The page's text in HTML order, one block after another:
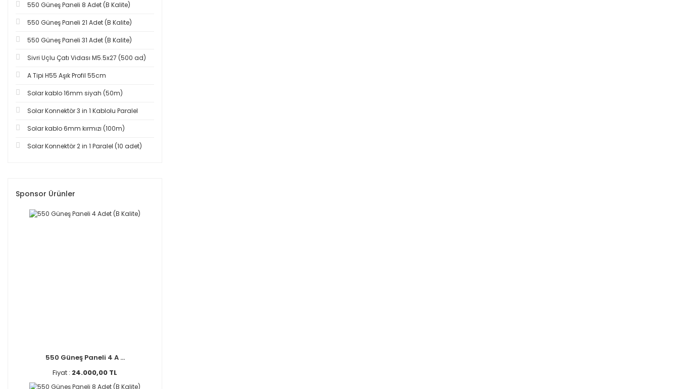
550 Güneş Paneli 8 Adet (B Kalite)
550 Güneş Paneli 21 Adet (B Kalite)
550 Güneş Paneli 31 Adet (B Kalite)
Sivri Uçlu Çatı Vidası M5.5x27 (500 ad)
A Tipi H55 Aşık Profil 55cm
Solar kablo 16mm siyah (50m)
Solar Konnektör 3 in 1 Kablolu Paralel
Solar kablo 6mm kırmızı (100m)
Solar Konnektör 2 in 1 Paralel (10 adet)
Sponsor Ürünler
550 Güneş Paneli 4 A ...
Fiyat : 24.000,00 TL